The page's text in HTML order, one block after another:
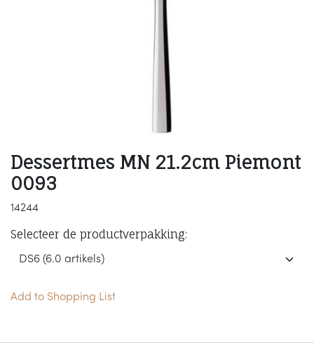
Dessertmes MN 21.2cm Piemont
0093
14244
Selecteer de productverpakking:
Add to Shopping List